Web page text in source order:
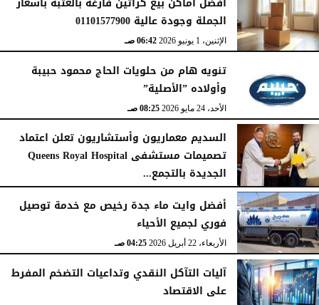
الجملة وجودة عالية 01101577900
الإثنين، 1 يونيو 2026 06:42 صـ
تنويه هام من حلويات الحاج محمود حبيبة
وأولاده ”الأصلية”
الأحد، 24 مايو 2026 08:25 صـ
السديم معماريون وأستشاريون تعلن اعتماد
تصميمات مستشفى Queens Royal Hospital
الجديدة بالتجمع...
الأحد، 10 مايو 2026 08:40 صـ
أفضل وايت ماء جدة رخيص مع خدمة توصيل
فوري لجميع الأحياء
الأربعاء، 22 أبريل 2026 04:25 صـ
آليات التآكل النقدي وتداعيات التضخم المفرط
على الاقتصاد